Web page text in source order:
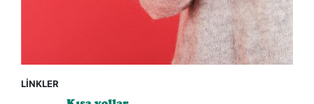
LİNKLER